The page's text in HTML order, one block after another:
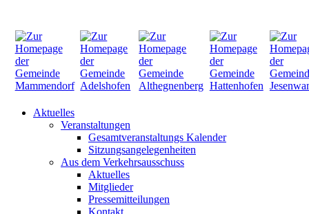
Aktuelles
Veranstaltungen
Gesamtveranstaltungs Kalender
Sitzungsangelegenheiten
Aus dem Verkehrsausschuss
Aktuelles
Mitglieder
Pressemitteilungen
Kontakt